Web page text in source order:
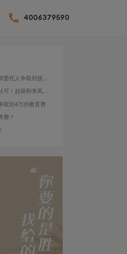
4006379590
人争取到抚养权
取到抚养权和高额补偿金！
取到4万的教育费
费？